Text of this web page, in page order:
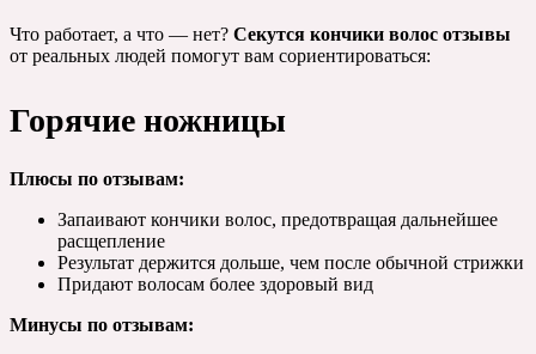
Что работает, а что — нет? Секутся кончики волос отзывы
от реальных людей помогут вам сориентироваться:
Горячие ножницы
Плюсы по отзывам:
Запаивают кончики волос, предотвращая дальнейшее
расщепление
Результат держится дольше, чем после обычной стрижки
Придают волосам более здоровый вид
Минусы по отзывам: